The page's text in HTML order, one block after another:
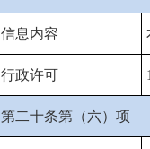
信息内容
行政许可
第二十条第（六）项